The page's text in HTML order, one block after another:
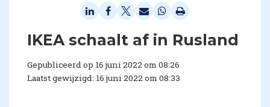
IKEA schaalt af in Rusland
Gepubliceerd op 16 juni 2022 om 08:26
Laatst gewijzigd: 16 juni 2022 om 08:33